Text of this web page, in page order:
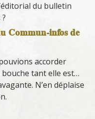
du bulletin
Commun-infos de
accorder
tant elle est…
N’en déplaise